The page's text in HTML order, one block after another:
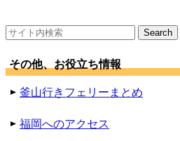
検
その他、お役立ち情報
釜山行きフェリーまとめ
福岡へのアクセス